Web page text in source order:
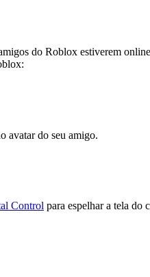
do Roblox estiverem
avatar do seu amigo.
Control para espelhar a tela do